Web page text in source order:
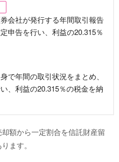
会社が発行する年間取引報告
申告を行い、利益の20.315％
で年間の取引状況をまとめ、
、利益の20.315％の税金を納
額から一定割合を信託財産留
ます。